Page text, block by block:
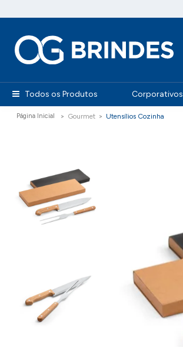
Todos os Produtos Corporativos
Gourmet Utensílios Cozinha